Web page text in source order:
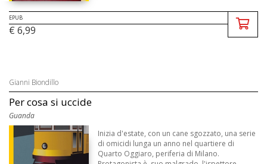
EPUB
€ 6,99
Gianni Biondillo
Per cosa si uccide
Guanda
Inizia d'estate, con un cane sgozzato, una serie
di omicidi lunga un anno nel quartiere di
Quarto Oggiaro, periferia di Milano.